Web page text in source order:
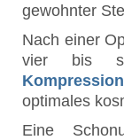
gewohnter
Nach einer
vier bis
optimales
Eine